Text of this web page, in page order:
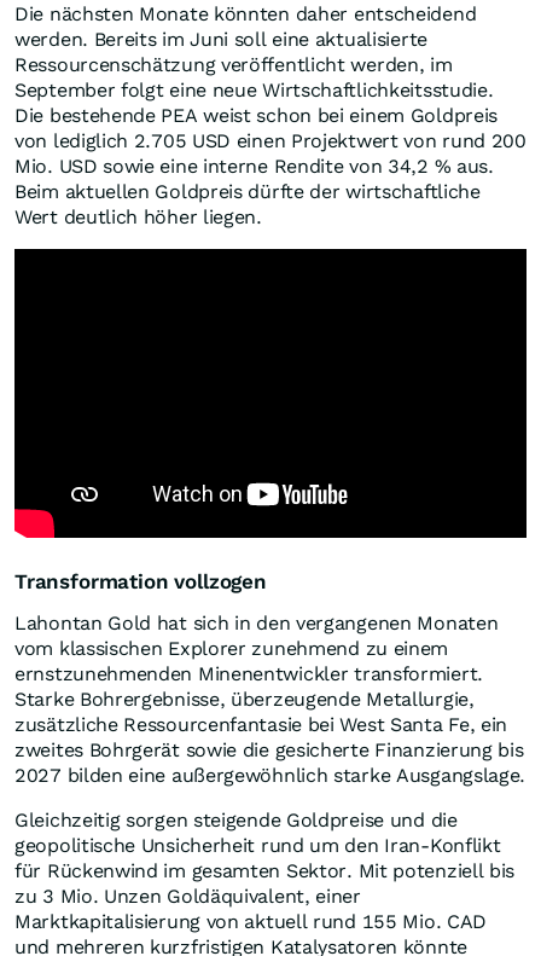
Die nächsten Monate könnten daher entscheidend
werden. Bereits im Juni soll eine aktualisierte
Ressourcenschätzung veröffentlicht werden, im
September folgt eine neue Wirtschaftlichkeitsstudie.
Die bestehende PEA weist schon bei einem Goldpreis
von lediglich 2.705 USD einen Projektwert von rund 200
Mio. USD sowie eine interne Rendite von 34,2 % aus.
Beim aktuellen Goldpreis dürfte der wirtschaftliche
Wert deutlich höher liegen.
Transformation vollzogen
Lahontan Gold hat sich in den vergangenen Monaten
vom klassischen Explorer zunehmend zu einem
ernstzunehmenden Minenentwickler transformiert.
Starke Bohrergebnisse, überzeugende Metallurgie,
zusätzliche Ressourcenfantasie bei West Santa Fe, ein
zweites Bohrgerät sowie die gesicherte Finanzierung bis
2027 bilden eine außergewöhnlich starke Ausgangslage.
Gleichzeitig sorgen steigende Goldpreise und die
geopolitische Unsicherheit rund um den Iran-Konflikt
für Rückenwind im gesamten Sektor. Mit potenziell bis
zu 3 Mio. Unzen Goldäquivalent, einer
Marktkapitalisierung von aktuell rund 155 Mio. CAD
und mehreren kurzfristigen Katalysatoren könnte